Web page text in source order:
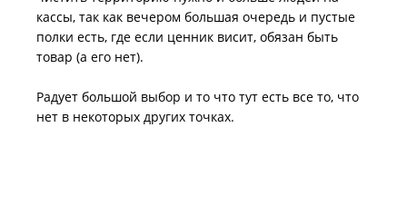
оставил, на которую до сих пор не реагируют. Если
так продолжится, направлю жалобу в
Роспотребнадзор, пускай разбираются с их
конторой.
Дата посещения:14.02.2026
кассы, так как вечером большая очередь и пустые
полки есть, где если ценник висит, обязан быть
товар (а его нет).
Радует большой выбор и то что тут есть все то, что
нет в некоторых других точках.